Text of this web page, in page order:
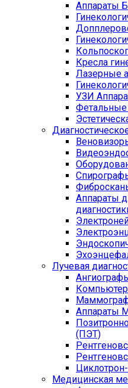
Аппараты
Кресла
Лазерные
УЗИ
Аппараты
Лучевая
Аппараты
(ПЭТ)
Медицинская